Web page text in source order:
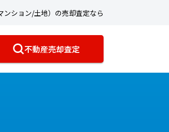
ンション/土地）の売却査定なら
不動産売却査定